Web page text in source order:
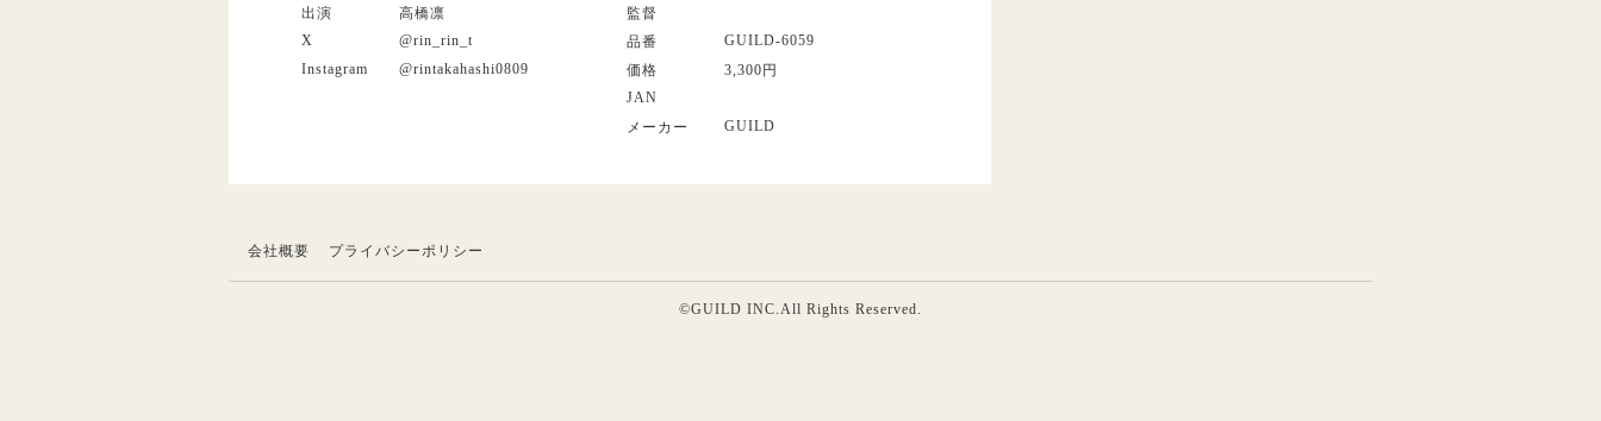
出演
高橋凛
X
@rin_rin_t
Instagram
@rintakahashi0809
監督
品番
GUILD-6059
価格
3,300円
JAN
メーカー
GUILD
会社概要 プライバシーポリシー
©GUILD INC.All Rights Reserved.